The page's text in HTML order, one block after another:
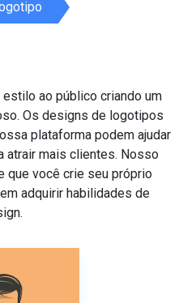
ao público criando um
Os designs de logotipos
plataforma podem ajudar
atrair mais clientes. Nosso
que você crie seu próprio
adquirir habilidades de